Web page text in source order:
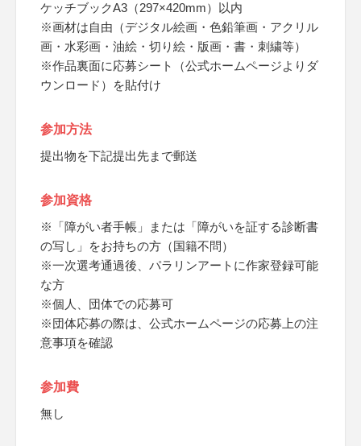
ケッチブックA3（297×420mm）以内
※画材は自由（デジタル絵画・色鉛筆画・アクリル
画・水彩画・油絵・切り絵・版画・書・刺繍等）
※作品裏面に応募シート（公式ホームページよりダ
ウンロード）を貼付け
参加方法
提出物を下記提出先まで郵送
参加資格
※「障がい者手帳」または「障がいを証する診断書
の写し」をお持ちの方（国籍不問）
※一次選考通過後、パラリンアートに作家登録可能
な方
※個人、団体での応募可
※団体応募の際は、公式ホームページの応募上の注
意事項を確認
参加費
無し